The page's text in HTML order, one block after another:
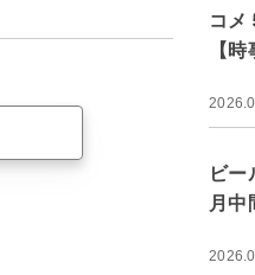
コメ
【
ビー
月中